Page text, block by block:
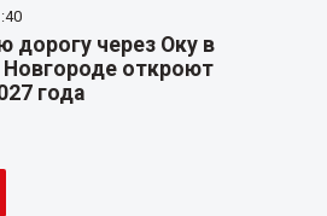
дорогу через Оку в
откроют
года